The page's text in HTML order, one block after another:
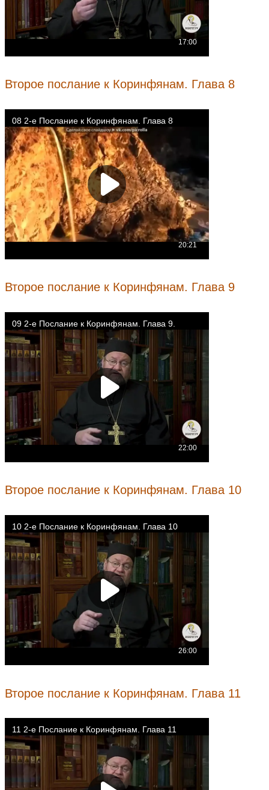
Второе послание к Коринфянам. Глава 8
Второе послание к Коринфянам. Глава 9
Второе послание к Коринфянам. Глава 10
Второе послание к Коринфянам. Глава 11